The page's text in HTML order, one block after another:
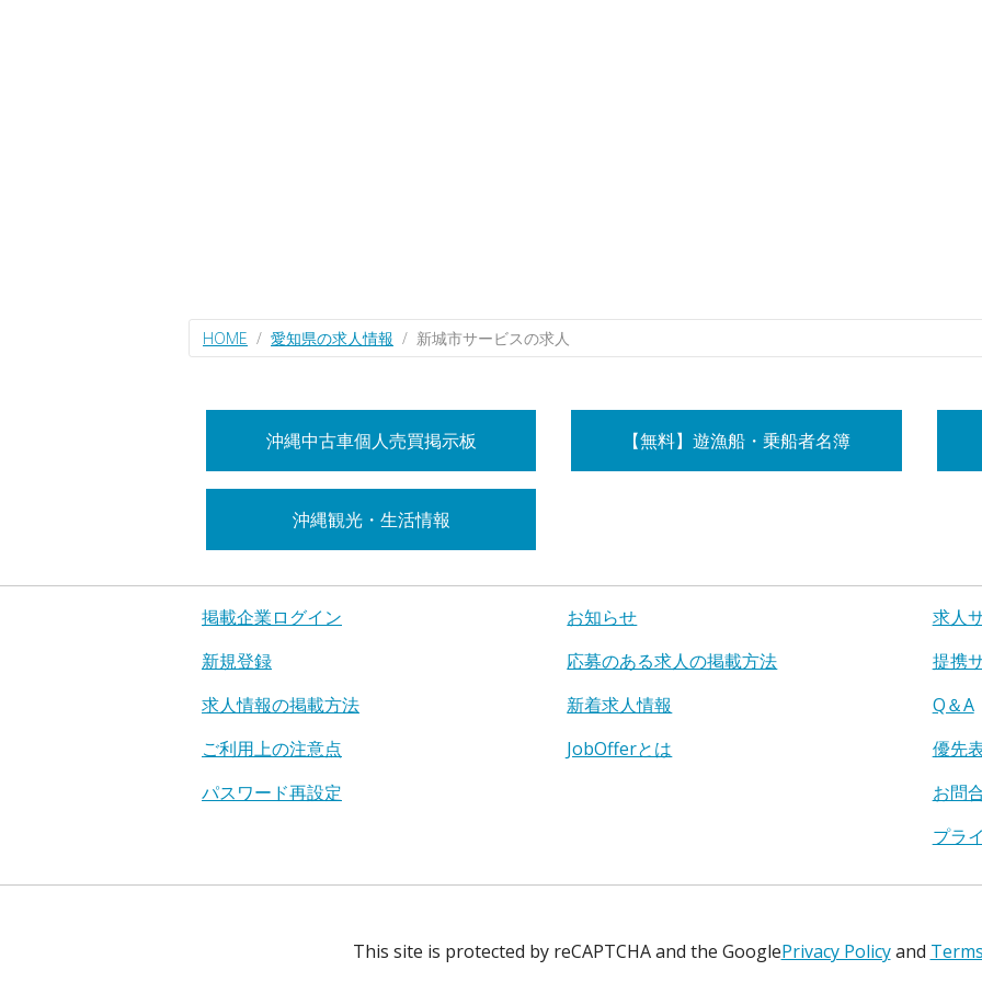
HOME 愛知県の求人情報 新城市サービスの求人
沖縄中古車個人売買掲示板 【無料】遊漁船・乗船者名簿
沖縄観光・生活情報
掲載企業ログイン
新規登録
求人情報の掲載方法
ご利用上の注意点
パスワード再設定
お知らせ
応募のある求人の掲載方法
新着求人情報
JobOfferとは
求人
提携
Q＆A
優先
お問
プラ
This site is protected by reCAPTCHA and the GooglePrivacy Policyand